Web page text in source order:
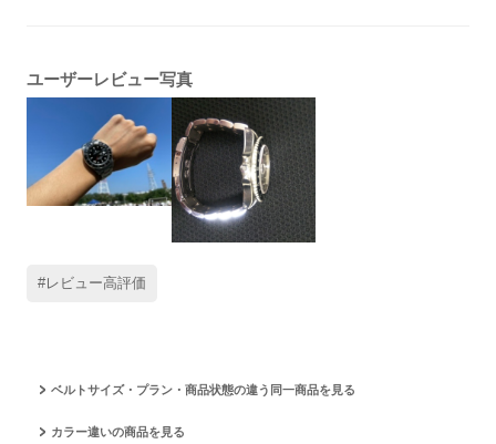
ユーザーレビュー写真
#レビュー高評価
ベルトサイズ・プラン・商品状態の違う同一商品を見る
カラー違いの商品を見る